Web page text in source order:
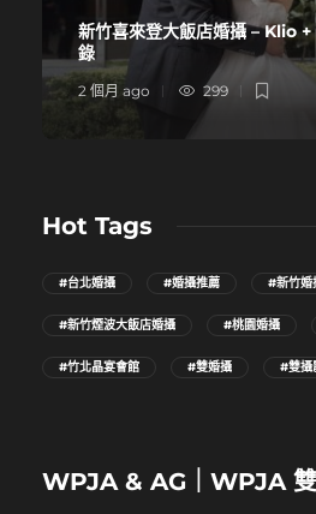
新竹喜來登大飯店婚攝 – Klio
錄
2 個月 ago 299
Hot Tags
#台北婚攝 #婚攝推薦 #新竹婚
#新竹煙波大飯店婚攝 #桃園婚攝
#竹北晶宴會館 #雙婚攝 #雙攝
WPJA & AG｜WPJA